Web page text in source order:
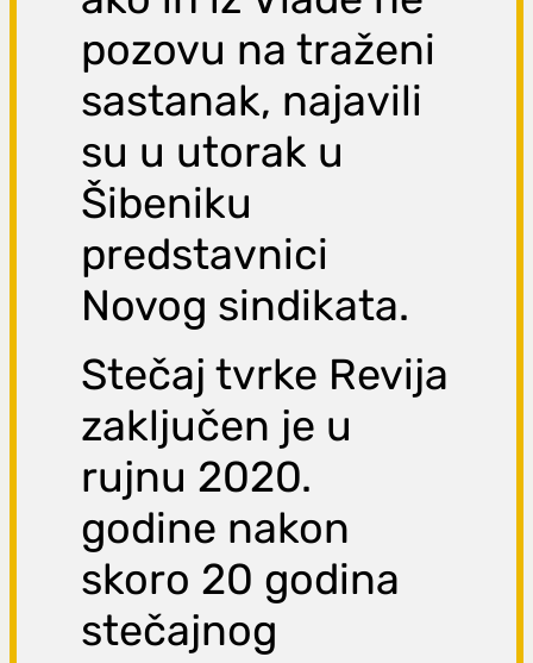
pozovu na traženi
sastanak, najavili
su u utorak u
Šibeniku
predstavnici
Novog sindikata.
Stečaj tvrke Revija
zaključen je u
rujnu 2020.
godine nakon
skoro 20 godina
stečajnog